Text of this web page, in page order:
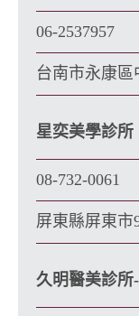
06-2537957
台南市永康區
星奕美學診所
08-732-0061
屏東縣屏東市
久明醫美診所